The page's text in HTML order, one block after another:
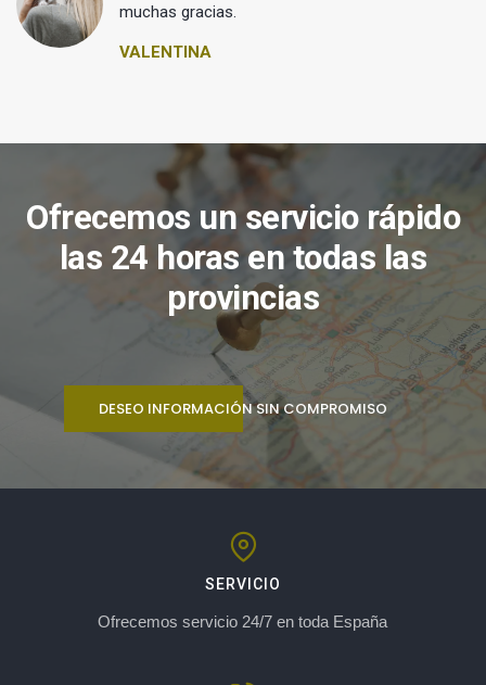
muchas gracias.
VALENTINA
Ofrecemos un servicio rápido
las 24 horas en todas las
provincias
DESEO INFORMACIÓN SIN COMPROMISO
SERVICIO
Ofrecemos servicio 24/7 en toda España